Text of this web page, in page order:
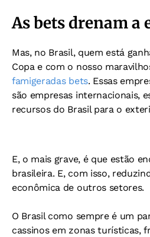
As bets drenam a
Mas, no Brasil, quem está
Copa e com o nosso
famigeradas bets. Essas
são empresas internacionais,
recursos do Brasil para o
E, o mais grave, é que estão
brasileira. E, com isso,
econômica de outros setores.
O Brasil como sempre é um
cassinos em zonas turísticas,